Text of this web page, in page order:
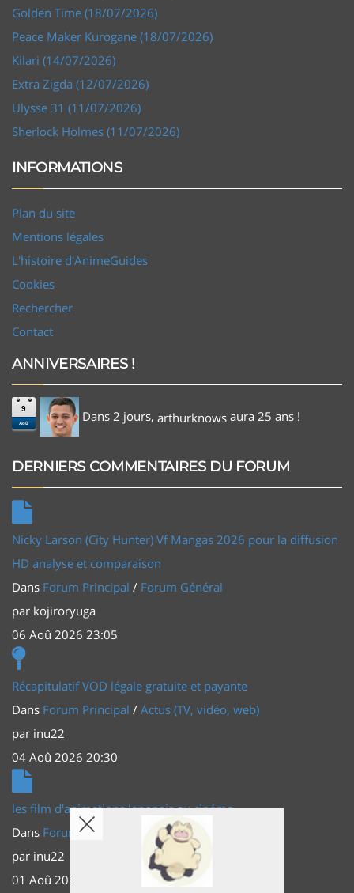
Golden Time (18/07/2026)
Peace Maker Kurogane (18/07/2026)
Kilari (14/07/2026)
Extra Zigda (12/07/2026)
Ulysse 31 (11/07/2026)
Sherlock Holmes (11/07/2026)
INFORMATIONS
Plan du site
Mentions légales
L'histoire d'AnimeGuides
Cookies
Rechercher
Contact
ANNIVERSAIRES !
9
Aoû Dans 2 jours, arthurknows aura 25 ans !
DERNIERS COMMENTAIRES DU FORUM
Nicky Larson (City Hunter) Vf Mangas 2026 pour la diffusion
HD analyse et comparaison
Dans Forum Principal / Forum Général
par kojiroryuga
06 Aoû 2026 23:05
Récapitulatif VOD légale gratuite et payante
Dans Forum Principal / Actus (TV, vidéo, web)
par inu22
04 Aoû 2026 20:30
les film d'animations Japonais au cinéma
Dans Forum Principal
Actus (TV, vidéo, web)
par inu22
01 Aoû 2026 20:56